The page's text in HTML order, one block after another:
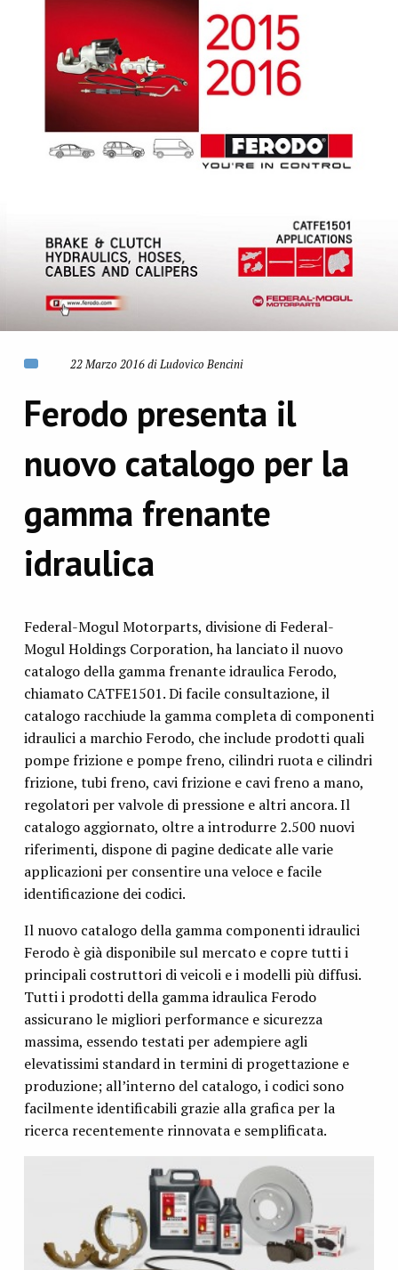
22 Marzo 2016 di Ludovico Bencini
Ferodo presenta il
nuovo catalogo per la
gamma frenante
idraulica
Federal-Mogul Motorparts, divisione di Federal-
Mogul Holdings Corporation, ha lanciato il nuovo
catalogo della gamma frenante idraulica Ferodo,
chiamato CATFE1501. Di facile consultazione, il
catalogo racchiude la gamma completa di componenti
idraulici a marchio Ferodo, che include prodotti quali
pompe frizione e pompe freno, cilindri ruota e cilindri
frizione, tubi freno, cavi frizione e cavi freno a mano,
regolatori per valvole di pressione e altri ancora. Il
catalogo aggiornato, oltre a introdurre 2.500 nuovi
riferimenti, dispone di pagine dedicate alle varie
applicazioni per consentire una veloce e facile
identificazione dei codici.
Il nuovo catalogo della gamma componenti idraulici
Ferodo è già disponibile sul mercato e copre tutti i
principali costruttori di veicoli e i modelli più diffusi.
Tutti i prodotti della gamma idraulica Ferodo
assicurano le migliori performance e sicurezza
massima, essendo testati per adempiere agli
elevatissimi standard in termini di progettazione e
produzione; all’interno del catalogo, i codici sono
facilmente identificabili grazie alla grafica per la
ricerca recentemente rinnovata e semplificata.